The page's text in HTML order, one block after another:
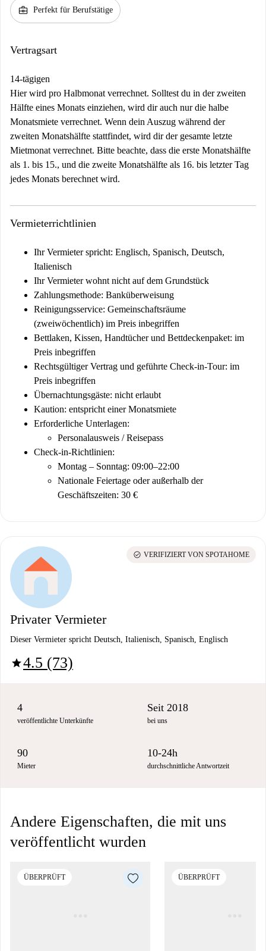
business_center Perfekt für Berufstätige
Vertragsart
14-tägigen
Hier wird pro Halbmonat verrechnet. Solltest du in der zweiten
Hälfte eines Monats einziehen, wird dir auch nur die halbe
Monatsmiete verrechnet. Wenn dein Auszug während der
zweiten Monatshälfte stattfindet, wird dir der gesamte letzte
Mietmonat verrechnet. Bitte beachte, dass die erste Monatshälfte
als 1. bis 15., und die zweite Monatshälfte als 16. bis letzter Tag
jedes Monats berechnet wird.
Vermieterrichtlinien
Ihr Vermieter spricht: Englisch, Spanisch, Deutsch,
Italienisch
Ihr Vermieter wohnt nicht auf dem Grundstück
Zahlungsmethode: Banküberweisung
Reinigungsservice: Gemeinschaftsräume
(zweiwöchentlich) im Preis inbegriffen
Bettlaken, Kissen, Handtücher und Bettdeckenpaket: im
Preis inbegriffen
Rechtsgültiger Vertrag und geführte Check-in-Tour: im
Preis inbegriffen
Übernachtungsgäste: nicht erlaubt
Kaution: entspricht einer Monatsmiete
Erforderliche Unterlagen:
Personalausweis / Reisepass
Check-in-Richtlinien:
Montag – Sonntag: 09:00–22:00
Nationale Feiertage oder außerhalb der
Geschäftszeiten: 30 €
Privater Vermieter
Dieser Vermieter spricht Deutsch, Italienisch, Spanisch, Englisch
star4.5 (73)
check_circle VERIFIZIERT VON SPOTAHOME
4
veröffentlichte Unterkünfte
Seit 2018
bei uns
90
Mieter
10-24h
durchschnittliche Antwortzeit
Andere Eigenschaften, die mit uns
veröffentlicht wurden
ÜBERPRÜFT ÜBERPRÜFT